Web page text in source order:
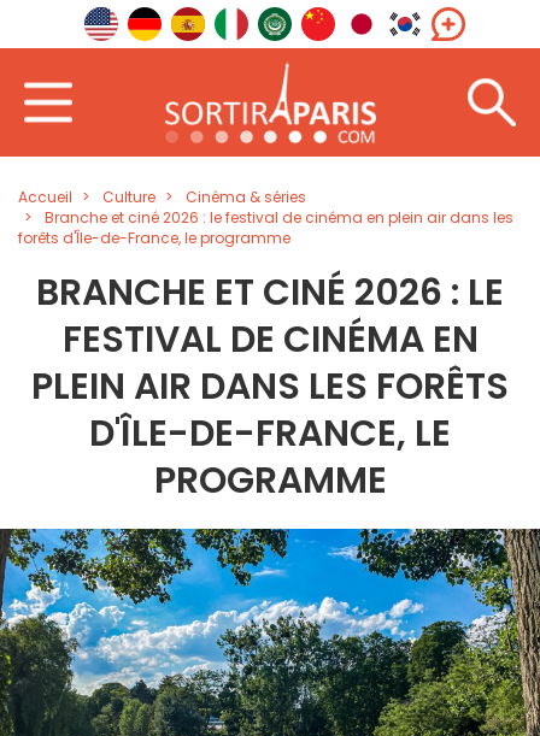
Accueil Culture
Cinéma & séries
Branche et ciné 2026 : le festival de cinéma en plein air dans les
forêts d'Île-de-France, le programme
BRANCHE ET CINÉ 2026 : LE
FESTIVAL DE CINÉMA EN
PLEIN AIR DANS LES FORÊTS
D'ÎLE-DE-FRANCE, LE
PROGRAMME